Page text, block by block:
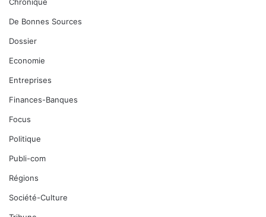
De Bonnes Sources
Dossier
Economie
Entreprises
Finances-Banques
Focus
Politique
Publi-com
Régions
Société-Culture